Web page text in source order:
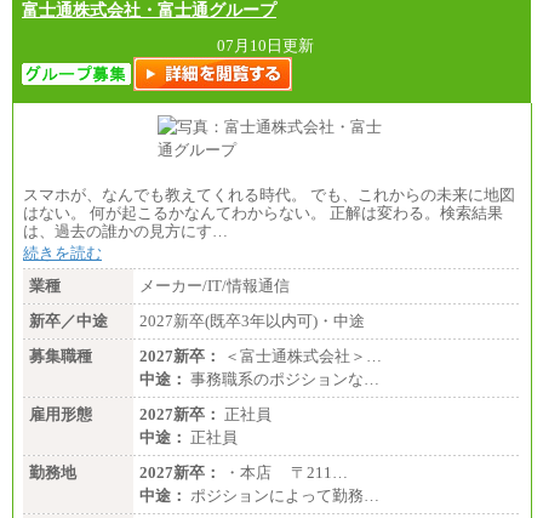
富士通株式会社・富士通グループ
07月10日更新
スマホが、なんでも教えてくれる時代。 でも、これからの未来に地図
はない。 何が起こるかなんてわからない。 正解は変わる。検索結果
は、過去の誰かの見方にす…
続きを読む
業種
メーカー/IT/情報通信
新卒／中途
2027新卒(既卒3年以内可)・中途
募集職種
2027新卒：
＜富士通株式会社＞…
中途： 事務職系のポジションな…
雇用形態
2027新卒： 正社員
中途： 正社員
勤務地
2027新卒：
・本店 〒211…
中途： ポジションによって勤務…